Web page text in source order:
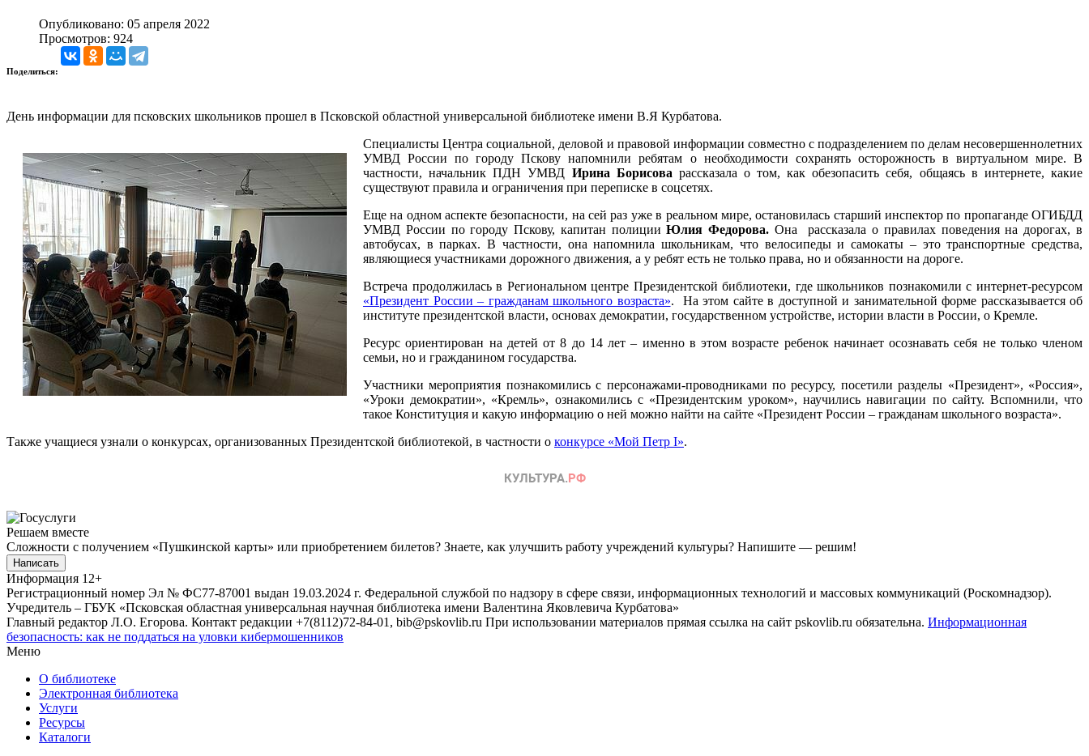
Опубликовано: 05 апреля 2022
Просмотров: 924
Поделиться:
День информации для псковских школьников прошел в Псковской областной универсальной библиотеке имени В.Я Курбатова.
Специалисты Центра социальной, деловой и правовой информации совместно с подразделением по делам несовершеннолетних
УМВД России по городу Пскову напомнили ребятам о необходимости сохранять осторожность в виртуальном мире. В
частности, начальник ПДН УМВД Ирина Борисова рассказала о том, как обезопасить себя, общаясь в интернете, какие
существуют правила и ограничения при переписке в соцсетях.
Еще на одном аспекте безопасности, на сей раз уже в реальном мире, остановилась старший инспектор по пропаганде ОГИБДД
УМВД России по городу Пскову, капитан полицииЮлия Федорова. Она рассказала о правилах поведения на дорогах, в
автобусах, в парках. В частности, она напомнила школьникам, что велосипеды и самокаты – это транспортные средства,
являющиеся участниками дорожного движения, а у ребят есть не только права, но и обязанности на дороге.
Встреча продолжилась в Региональном центре Президентской библиотеки, где школьников познакомили с интернет-ресурсом
«Президент России – гражданам школьного возраста». На этом сайте в доступной и занимательной форме рассказывается об
институте президентской власти, основах демократии, государственном устройстве, истории власти в России, о Кремле.
Ресурс ориентирован на детей от 8 до 14 лет – именно в этом возрасте ребенок начинает осознавать себя не только членом
семьи, но и гражданином государства.
Участники мероприятия познакомились с персонажами-проводниками по ресурсу, посетили разделы «Президент», «Россия»,
«Уроки демократии», «Кремль», ознакомились с «Президентским уроком», научились навигации по сайту. Вспомнили, что
такое Конституция и какую информацию о ней можно найти на сайте «Президент России – гражданам школьного возраста».
Также учащиеся узнали о конкурсах, организованных Президентской библиотекой, в частности о конкурсе «Мой Петр I».
Решаем вместе
Сложности с получением «Пушкинской карты» или приобретением билетов? Знаете, как улучшить работу учреждений культуры? Напишите — решим!
Написать
Информация 12+
Регистрационный номер Эл № ФС77-87001 выдан 19.03.2024 г. Федеральной службой по надзору в сфере связи, информационных технологий и массовых коммуникаций (Роскомнадзор).
Учредитель – ГБУК «Псковская областная универсальная научная библиотека имени Валентина Яковлевича Курбатова»
Главный редактор Л.О. Егорова. Контакт редакции +7(8112)72-84-01, bib@pskovlib.ru При использовании материалов прямая ссылка на сайт pskovlib.ru обязательна. Информационная
безопасность: как не поддаться на уловки кибермошенников
Меню
О библиотеке
Электронная библиотека
Услуги
Ресурсы
Каталоги